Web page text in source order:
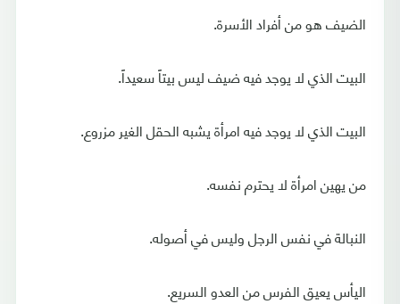
الضيف هو من أفراد الأسرة.
البيت الذي لا يوجد فيه ضيف ليس بيتاً سعيداً.
البيت الذي لا يوجد فيه امرأة يشبه الحقل الغير مزروع.
من يهين امرأة لا يحترم نفسه.
النبالة في نفس الرجل وليس في أصوله.
اليأس يعيق الفرس من العدو السريع.